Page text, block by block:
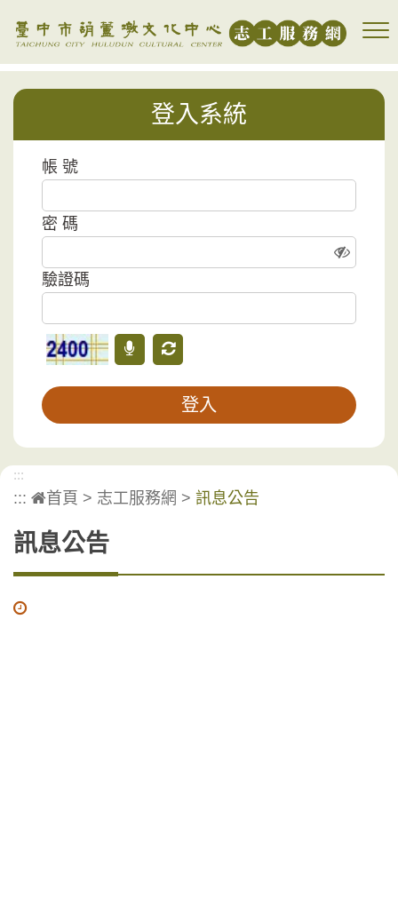
登入系統
帳 號
密 碼
驗證碼
驗證碼 語音驗證碼
更新驗證碼
:::
::: 首頁 > 志工服務網 > 訊息公告
訊息公告